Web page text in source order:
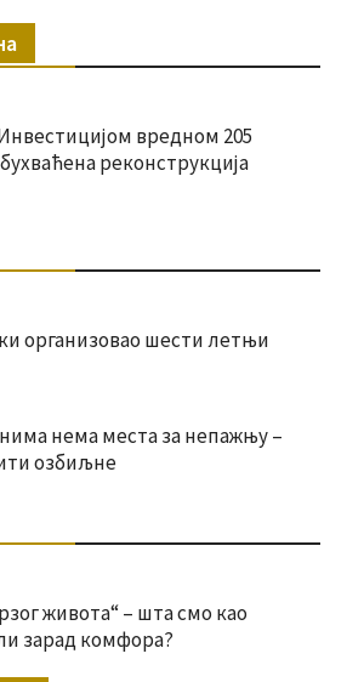
вредном 205
реконструкција
организовао шести летњи
нема места за непажњу –
озбиљне
живота“ – шта смо као
зарад комфора?